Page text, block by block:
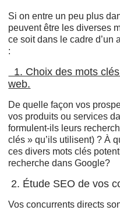
Si on entre un peu plus
peuvent être les diverses
ce soit dans le cadre d’un
:
1. Choix des mots
web.
De quelle façon vos
vos produits ou services
formulent-ils leurs
clés » qu’ils utilisent) ? À
ces divers mots clés
recherche dans Google?
2. Étude SEO de vos
Vos concurrents directs